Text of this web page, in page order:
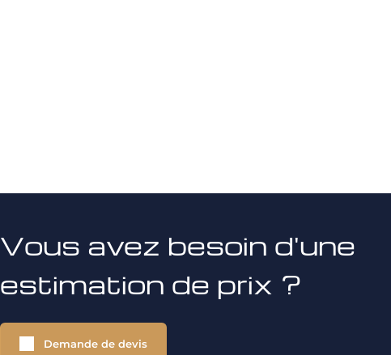
Vous avez besoin d'une
estimation de prix ?
Demande de devis